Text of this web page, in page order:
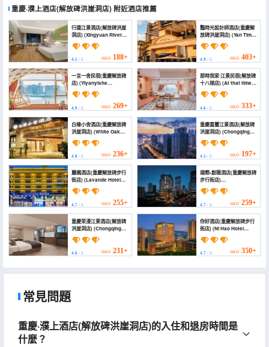
重慶·濮上酒店(解放碑洪崖洞店) 附近酒店推薦
行遠江景酒店(解放碑洪崖
洞店) (Xingyuan River
View Hotel)
4.5 / 5 HKD 188+
豔時光設計師酒店(重慶解
放碑洪崖洞店) (Yan Time
Designer Hotel
(Chongqing Jiefangbei
Hongyadong Branch))
4.9/ 5 HKD 403+
一言一舍民宿(重慶解放碑
店) (Yiyanyishe
Homestay)
4.9 / 5 HKD 269+
那時我家·江景民宿(解放碑
十八梯店) (At that time,
my family Riverview
Theme B&B (Jiefangbei
18th Stair Branch))
4.6/ 5 HKD 333+
白橡小舍酒店(重慶解放碑
洪崖洞店) (White Oak
Cottage Hotel)
4.8 / 5 HKD 236+
重慶嘉璽江景酒店(解放碑
洪崖洞店) (Chongqing
Jiaxi River View Hotel)
4.5/ 5 HKD 197+
麗楓酒店(重慶解放碑步行
街店) (Lavande Hotel
(Chongqing Jiefangbei
Pedestrian Street))
4.7 / 5 HKD 255+
揚際•創匯酒店(重慶解放碑
步行街店)
(Yangji•Chuanghui
Hotel(Chongqing
Jiefangbei Walking
Street))
4.7/ 5 HKD 259+
重慶茉漫江景酒店(解放碑
洪崖洞店) (Chongqing
Moman River View
Hotel)
4.6 / 5 HKD 231+
你好酒店(重慶解放碑步行
街店) (Ni Hao Hotel
(Chongqing Jiefangbei
Pedestrian Street))
4.7/ 5 HKD 350+
常見問題
重慶·濮上酒店(解放碑洪崖洞店)的入住和退房時間是
什麼？